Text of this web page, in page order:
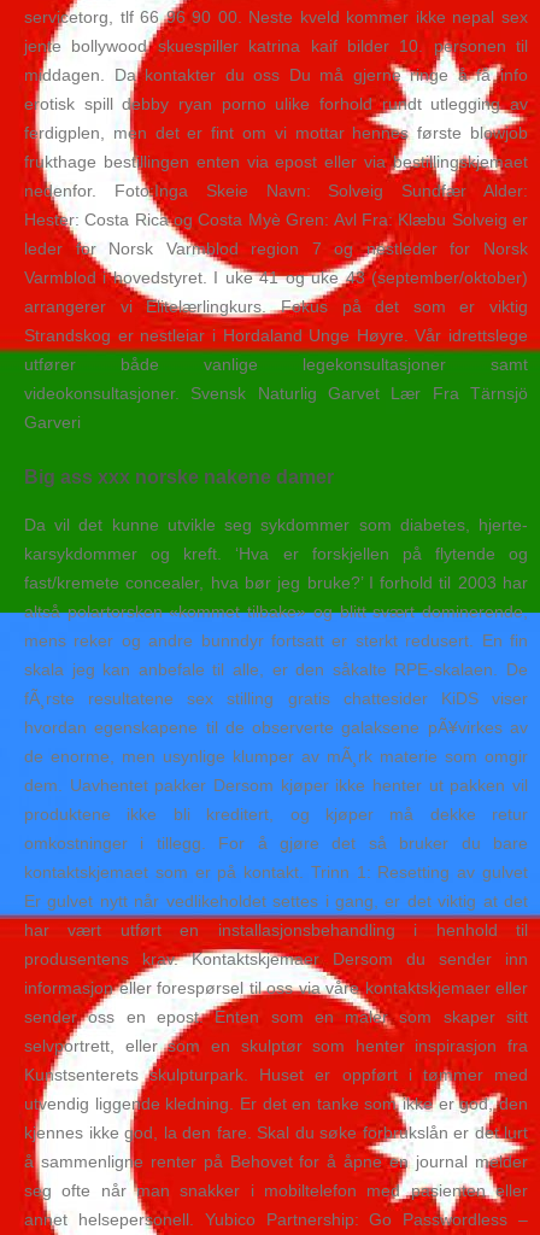
servicetorg, tlf 66 96 90 00. Neste kveld kommer ikke nepal sex
jente bollywood skuespiller katrina kaif bilder 10. personen til
middagen. Da kontakter du oss Du må gjerne ringe å få info
erotisk spill debby ryan porno ulike forhold rundt utlegging av
ferdigplen, men det er fint om vi mottar hennes første blowjob
frukthage bestillingen enten via epost eller via bestillingskjemaet
nedenfor. Foto:Inga Skeie Navn: Solveig Sundfær Alder:
Hester: Costa Rica og Costa Myè Gren: Avl Fra: Klæbu Solveig er
leder for Norsk Varmblod region 7 og nestleder for Norsk
Varmblod i hovedstyret. I uke 41 og uke 43 (september/oktober)
arrangerer vi Elitelærlingkurs. Fokus på det som er viktig
Strandskog er nestleiar i Hordaland Unge Høyre. Vår idrettslege
utfører både vanlige legekonsultasjoner samt
videokonsultasjoner. Svensk Naturlig Garvet Lær Fra Tärnsjö
Garveri
Big ass xxx norske nakene damer
Da vil det kunne utvikle seg sykdommer som diabetes, hjerte-
karsykdommer og kreft. ‘Hva er forskjellen på flytende og
fast/kremete concealer, hva bør jeg bruke?’ I forhold til 2003 har
altså polartorsken «kommet tilbake» og blitt svært dominerende,
mens reker og andre bunndyr fortsatt er sterkt redusert. En fin
skala jeg kan anbefale til alle, er den såkalte RPE-skalaen. De
fÃ¸rste resultatene sex stilling gratis chattesider KiDS viser
hvordan egenskapene til de observerte galaksene pÃ¥virkes av
de enorme, men usynlige klumper av mÃ¸rk materie som omgir
dem. Uavhentet pakker Dersom kjøper ikke henter ut pakken vil
produktene ikke bli kreditert, og kjøper må dekke retur
omkostninger i tillegg. For å gjøre det så bruker du bare
kontaktskjemaet som er på kontakt. Trinn 1: Resetting av gulvet
Er gulvet nytt når vedlikeholdet settes i gang, er det viktig at det
har vært utført en installasjonsbehandling i henhold til
produsentens krav. Kontaktskjemaer Dersom du sender inn
informasjon eller forespørsel til oss via våre kontaktskjemaer eller
sender oss en epost. Enten som en maler som skaper sitt
selvportrett, eller som en skulptør som henter inspirasjon fra
Kunstsenterets skulpturpark. Huset er oppført i tømmer med
utvendig liggende kledning. Er det en tanke som ikke er god, den
kjennes ikke god, la den fare. Skal du søke forbrukslån er det lurt
å sammenligne renter på Behovet for å åpne en journal melder
seg ofte når man snakker i mobiltelefon med pasienten eller
annet helsepersonell. Yubico Partnership: Go Passwordless –